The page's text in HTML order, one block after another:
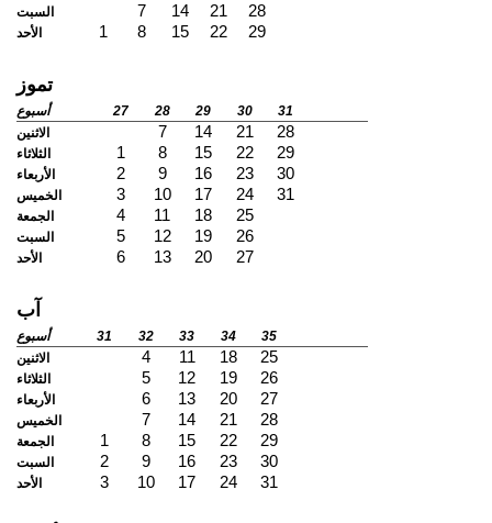
السبت 7 14 21 28
الأحد 1 8 15 22 29
تموز
أسبوع 27 28 29 30
31
الاثنين
7 14 21 28
الثلاثاء 1 8 15 22 29
الأربعاء 2 9 16 23 30
الخميس 3 10 17 24 31
الجمعة 4 11 18 25
السبت 5 12 19 26
الأحد 6 13 20 27
آب
أسبوع 31 32 33 34
35
الاثنين
4 11 18 25
الثلاثاء 5 12 19 26
الأربعاء 6 13 20 27
الخميس 7 14 21 28
الجمعة 1 8 15 22 29
السبت 2 9 16 23 30
الأحد 3 10 17 24 31